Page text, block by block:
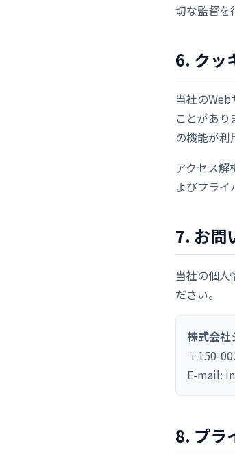
切な監督を
6. クッ
当社の
ことがあ
の機能が利
アクセス解
よびプライ
7. お問
当社の個人
ださい。
株式会社
〒150-
E-mail:
8. プラ